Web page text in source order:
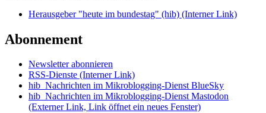
Herausgeber "heute im bundestag" (hib) (Interner Link)
Abonnement
Newsletter abonnieren
RSS-Dienste (Interner Link)
hib_Nachrichten im Mikroblogging-Dienst BlueSky
hib_Nachrichten im Mikroblogging-Dienst Mastodon
(Externer Link, Link öffnet ein neues Fenster)